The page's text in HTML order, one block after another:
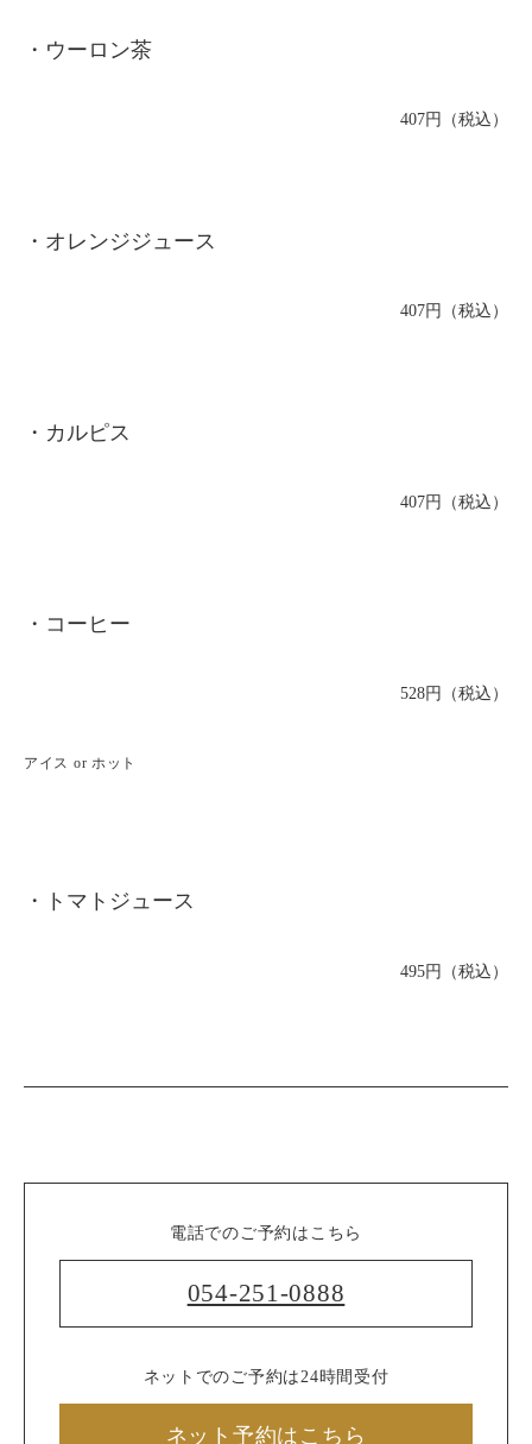
・ウーロン茶
407円（税込）
・オレンジジュース
407円（税込）
・カルピス
407円（税込）
・コーヒー
528円（税込）
アイス or ホット
・トマトジュース
495円（税込）
電話でのご予約はこちら
054-251-0888
ネットでのご予約は24時間受付
ネット予約はこちら